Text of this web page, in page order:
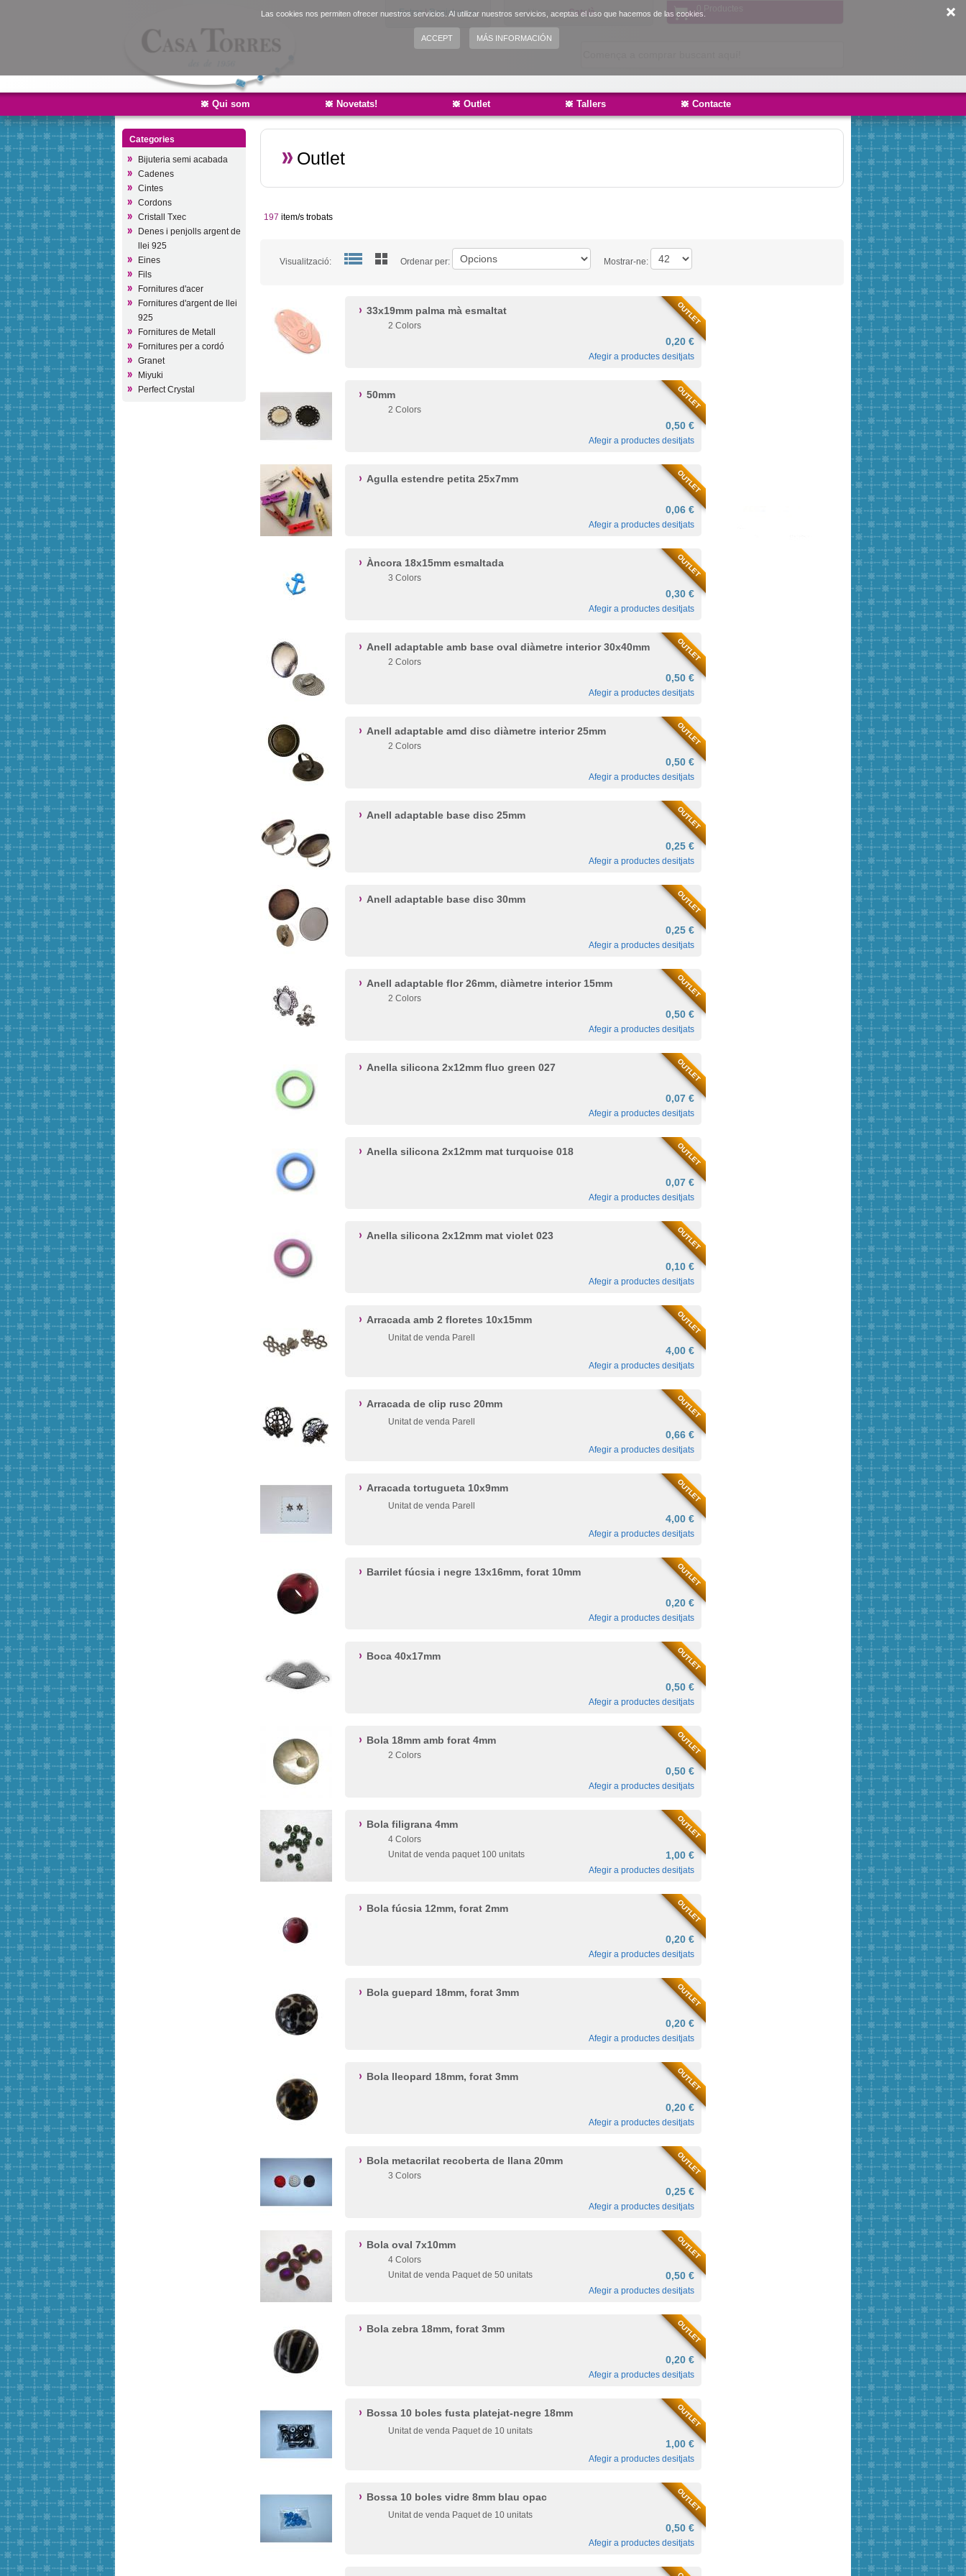
Las cookies nos permiten ofrecer nuestros servicios. Al utilizar nuestros servicios, aceptas el uso que hacemos de las cookies.
ACCEPT MÁS INFORMACIÓN
Idioma: Català
English
Entrar|Registrar-se
Qui som Novetats! Outlet Tallers Contacte
Categories
Bijuteria semi acabada
Cadenes
Cintes
Cordons
Cristall Txec
Denes i penjolls argent de
llei 925
Eines
Fils
Fornitures d'acer
Fornitures d'argent de llei
925
Fornitures de Metall
Fornitures per a cordó
Granet
Miyuki
Perfect Crystal
Outlet
197 item/s trobats
Visualització: Ordenar per: Mostrar-ne:
OUTLET
33x19mm palma mà esmaltat
2 Colors
0,20 €
Afegir a productes desitjats
OUTLET
50mm
2 Colors
0,50 €
Afegir a productes desitjats
OUTLET
Agulla estendre petita 25x7mm
0,06 €
Afegir a productes desitjats
OUTLET
Àncora 18x15mm esmaltada
3 Colors
0,30 €
Afegir a productes desitjats
OUTLET
Anell adaptable amb base oval diàmetre interior 30x40mm
2 Colors
0,50 €
Afegir a productes desitjats
OUTLET
Anell adaptable amd disc diàmetre interior 25mm
2 Colors
0,50 €
Afegir a productes desitjats
OUTLET
Anell adaptable base disc 25mm
0,25 €
Afegir a productes desitjats
OUTLET
Anell adaptable base disc 30mm
0,25 €
Afegir a productes desitjats
OUTLET
Anell adaptable flor 26mm, diàmetre interior 15mm
2 Colors
0,50 €
Afegir a productes desitjats
OUTLET
Anella silicona 2x12mm fluo green 027
0,07 €
Afegir a productes desitjats
OUTLET
Anella silicona 2x12mm mat turquoise 018
0,07 €
Afegir a productes desitjats
OUTLET
Anella silicona 2x12mm mat violet 023
0,10 €
Afegir a productes desitjats
OUTLET
Arracada amb 2 floretes 10x15mm
Unitat de venda Parell
4,00 €
Afegir a productes desitjats
OUTLET
Arracada de clip rusc 20mm
Unitat de venda Parell
0,66 €
Afegir a productes desitjats
OUTLET
Arracada tortugueta 10x9mm
Unitat de venda Parell
4,00 €
Afegir a productes desitjats
OUTLET
Barrilet fúcsia i negre 13x16mm, forat 10mm
0,20 €
Afegir a productes desitjats
OUTLET
Boca 40x17mm
0,50 €
Afegir a productes desitjats
OUTLET
Bola 18mm amb forat 4mm
2 Colors
0,50 €
Afegir a productes desitjats
OUTLET
Bola filigrana 4mm
4 Colors
Unitat de venda paquet 100 unitats
1,00 €
Afegir a productes desitjats
OUTLET
Bola fúcsia 12mm, forat 2mm
0,20 €
Afegir a productes desitjats
OUTLET
Bola guepard 18mm, forat 3mm
0,20 €
Afegir a productes desitjats
OUTLET
Bola lleopard 18mm, forat 3mm
0,20 €
Afegir a productes desitjats
OUTLET
Bola metacrilat recoberta de llana 20mm
3 Colors
0,25 €
Afegir a productes desitjats
OUTLET
Bola oval 7x10mm
4 Colors
Unitat de venda Paquet de 50 unitats
0,50 €
Afegir a productes desitjats
OUTLET
Bola zebra 18mm, forat 3mm
0,20 €
Afegir a productes desitjats
OUTLET
Bossa 10 boles fusta platejat-negre 18mm
Unitat de venda Paquet de 10 unitats
1,00 €
Afegir a productes desitjats
OUTLET
Bossa 10 boles vidre 8mm blau opac
Unitat de venda Paquet de 10 unitats
0,50 €
Afegir a productes desitjats